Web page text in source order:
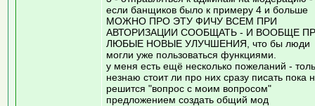
если банщиков было к примеру 4 и больше
МОЖНО ПРО ЭТУ ФИЧУ ВСЕМ ПРИ
АВТОРИЗАЦИИ СООБЩАТЬ - И ВООБЩЕ
ЛЮБЫЕ НОВЫЕ УЛУЧШЕНИЯ, что бы люди
могли уже пользоваться функциями.
у меня есть ещё несколько пожеланий -
незнаю стоит ли про них сразу писать пока
решится "вопрос с моим вопросом"
предложением создать общий мод